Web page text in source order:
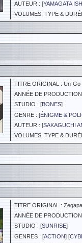
AUTEUR : [YAMAGATA
VOLUMES, TYPE &
TITRE ORIGINAL : Un-Go
ANNÉE DE
STUDIO : [BONES]
GENRE : [ÉNIGME &
AUTEUR : [SAKAGUCHI
VOLUMES, TYPE &
TITRE ORIGINAL :
ANNÉE DE
STUDIO : [SUNRISE]
GENRES : [ACTION] [